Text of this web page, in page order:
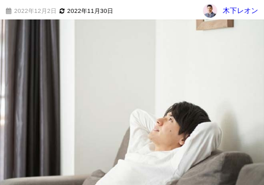
2022年12月2日 2022年11月30日 木下レオン